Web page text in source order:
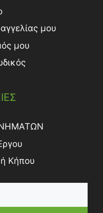
μου
μου
Κήπου